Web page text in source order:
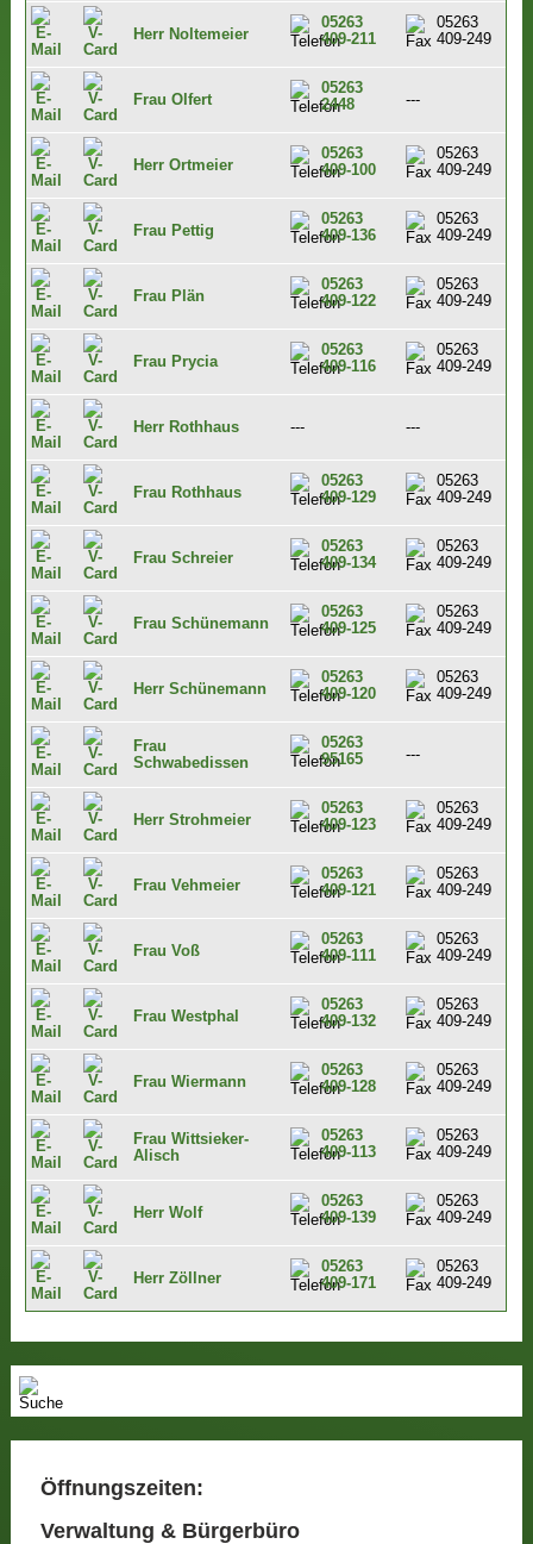
Herr Noltemeier
05263
409-211
05263
409-249
Frau Olfert
05263
2448
---
Herr Ortmeier
05263
409-100
05263
409-249
Frau Pettig
05263
409-136
05263
409-249
Frau Plän
05263
409-122
05263
409-249
Frau Prycia
05263
409-116
05263
409-249
Herr Rothhaus --- ---
Frau Rothhaus
05263
409-129
05263
409-249
Frau Schreier
05263
409-134
05263
409-249
Frau Schünemann
05263
409-125
05263
409-249
Herr Schünemann
05263
409-120
05263
409-249
Frau
Schwabedissen
05263
95165
---
Herr Strohmeier
05263
409-123
05263
409-249
Frau Vehmeier
05263
409-121
05263
409-249
Frau Voß
05263
409-111
05263
409-249
Frau Westphal
05263
409-132
05263
409-249
Frau Wiermann
05263
409-128
05263
409-249
Frau Wittsieker-
Alisch
05263
409-113
05263
409-249
Herr Wolf
05263
409-139
05263
409-249
Herr Zöllner
05263
409-171
05263
409-249
Öffnungszeiten:
Verwaltung & Bürgerbüro